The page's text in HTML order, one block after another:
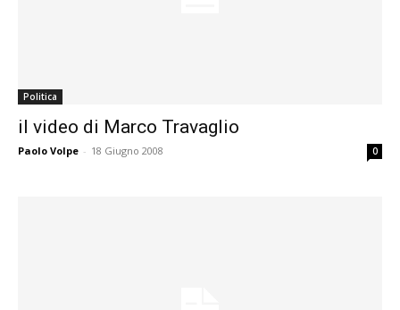
Politica
il video di Marco Travaglio
Paolo Volpe - 18 Giugno 2008 0